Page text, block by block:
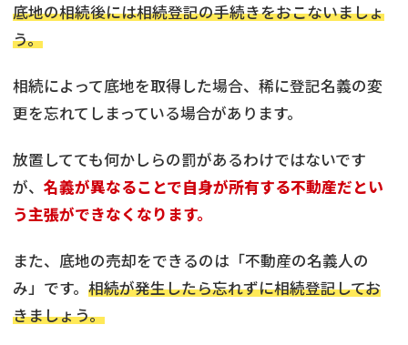
底地の相続後には相続登記の手続きをおこないましょ
う。
相続によって底地を取得した場合、稀に登記名義の変
更を忘れてしまっている場合があります。
放置してても何かしらの罰があるわけではないです
が、 名義が異なることで自身が所有する不動産だとい
う主張ができなくなります。
また、底地の売却をできるのは「不動産の名義人の
み」です。 相続が発生したら忘れずに相続登記してお
きましょう。